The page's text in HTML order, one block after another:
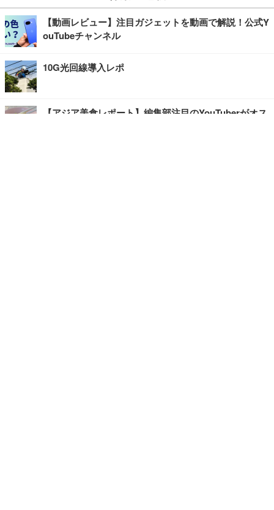
【動画レビュー】注目ガジェットを動画で解説！公式Y
ouTubeチャンネル
10G光回線導入レポ
【アジア美食レポート】編集部注目のYouTuberがオス